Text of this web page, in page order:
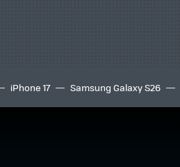
iPhone 17 Samsung Galaxy S26